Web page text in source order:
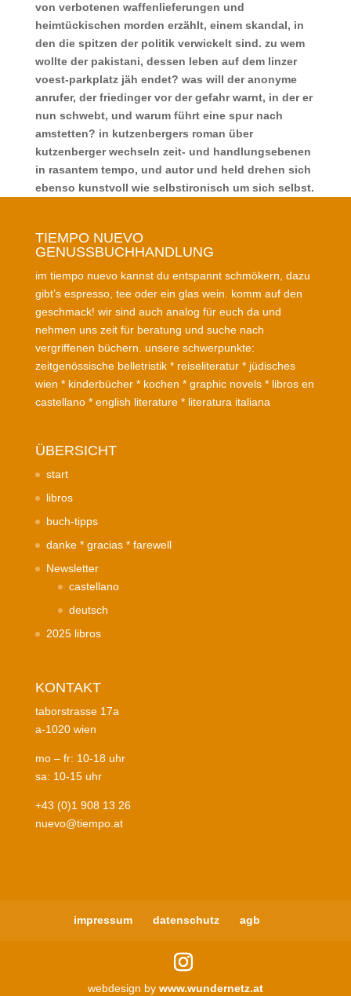
von verbotenen waffenlieferungen und
heimtückischen morden erzählt, einem skandal, in
den die spitzen der politik verwickelt sind. zu wem
wollte der pakistani, dessen leben auf dem linzer
voest-parkplatz jäh endet? was will der anonyme
anrufer, der friedinger vor der gefahr warnt, in der er
nun schwebt, und warum führt eine spur nach
amstetten? in kutzenbergers roman über
kutzenberger wechseln zeit- und handlungsebenen
in rasantem tempo, und autor und held drehen sich
ebenso kunstvoll wie selbstironisch um sich selbst.
TIEMPO NUEVO
GENUSSBUCHHANDLUNG
im tiempo nuevo kannst du entspannt schmökern, dazu
gibt’s espresso, tee oder ein glas wein. komm auf den
geschmack! wir sind auch analog für euch da und
nehmen uns zeit für beratung und suche nach
vergriffenen büchern. unsere schwerpunkte:
zeitgenössische belletristik * reiseliteratur * jüdisches
wien * kinderbücher * kochen * graphic novels * libros en
castellano * english literature * literatura italiana
ÜBERSICHT
start
libros
buch-tipps
danke * gracias * farewell
Newsletter
castellano
deutsch
2025 libros
KONTAKT
taborstrasse 17a
a-1020 wien
mo – fr: 10-18 uhr
sa: 10-15 uhr
+43 (0)1 908 13 26
nuevo@tiempo.at
impressum datenschutz agb
webdesign by www.wundernetz.at